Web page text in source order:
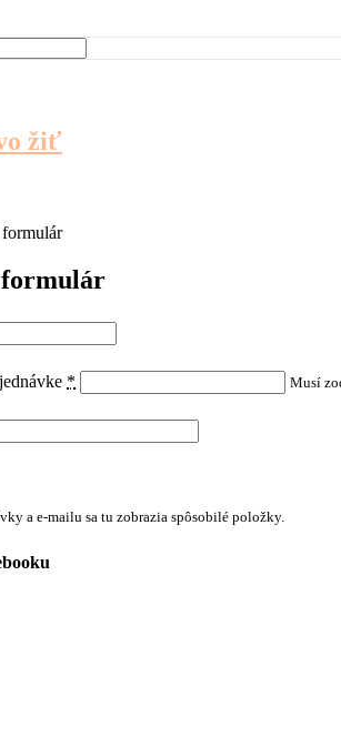
formulár
* Musí
a e-mailu sa tu zobrazia spôsobilé položky.